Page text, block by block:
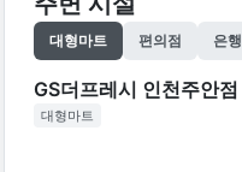
대형마트 편의점 은행
GS더프레시 인천주안점
대형마트